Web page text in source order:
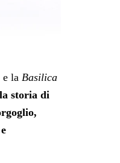
e la Basilica
storia di